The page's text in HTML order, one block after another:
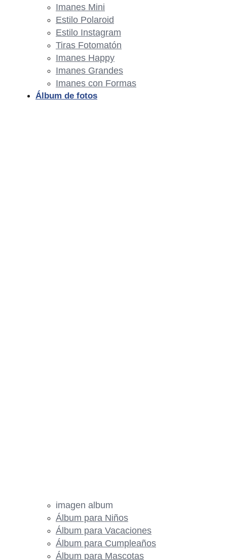
Imanes Mini
Estilo Polaroid
Estilo Instagram
Tiras Fotomatón
Imanes Happy
Imanes Grandes
Imanes con Formas
Álbum de fotos
imagen album
Álbum para Niños
Álbum para Vacaciones
Álbum para Cumpleaños
Álbum para Mascotas